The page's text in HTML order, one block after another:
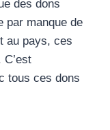
des dons
par manque de
au pays, ces
tous ces dons